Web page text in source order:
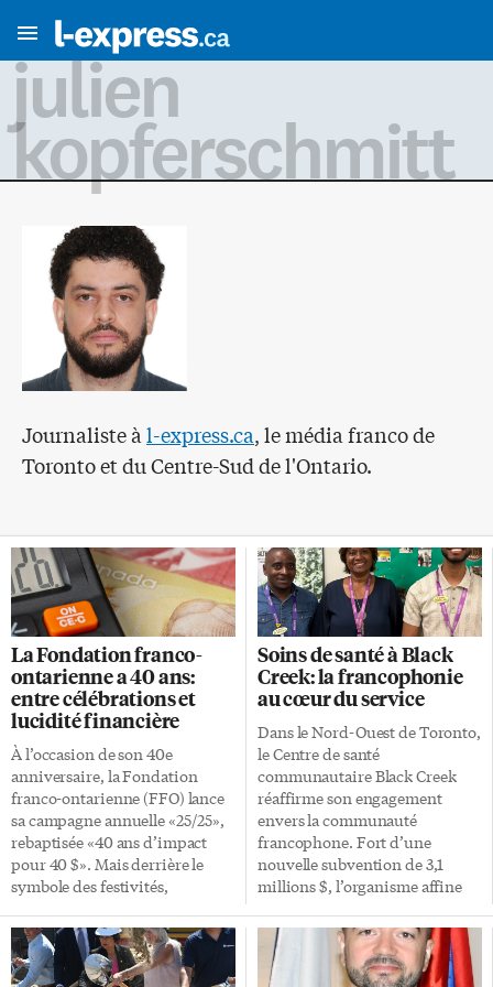
julien
kopferschmitt
Journaliste àl-express.ca, le média franco de
Toronto et du Centre-Sud de l'Ontario.
La Fondation franco-
ontarienne a 40 ans:
entre célébrations et
lucidité financière
À l’occasion de son 40e
anniversaire, la Fondation
franco-ontarienne (FFO) lance
sa campagne annuelle «25/25»,
rebaptisée «40 ans d’impact
pour 40 $». Mais derrière le
symbole des festivités,
période de transition
financière décisive. Entretien
sans langue de bois avec son
Soins de santé à Black
Creek: la francophonie
au cœur du service
Dans le Nord-Ouest de Toronto,
le Centre de santé
communautaire Black Creek
réaffirme son engagement
envers la communauté
francophone. Fort d’une
nouvelle subvention de 3,1
millions $, l’organisme affine
unique pour offrir des soins
adaptés aux nouveaux
arrivants, notamment issus de